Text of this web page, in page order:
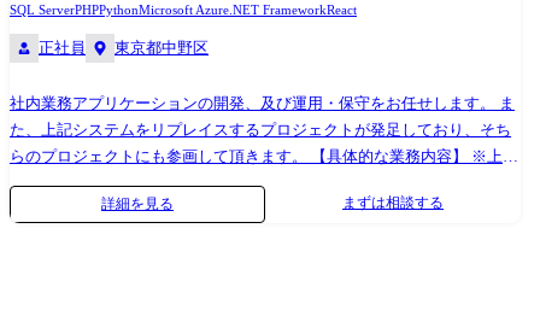
SQL ServerPHPPythonMicrosoft Azure .NET FrameworkReact
正社員 東京都中野区
社内業務アプリケーションの開発、及び運用・保守をお任せします。 ま
た、上記システムをリプレイスするプロジェクトが発足しており、そち
らのプロジェクトにも参画して頂きます。 【具体的な業務内容】 ※上流
から下流まで担当して頂きます。 ・ユーザー部門からのヒアリングや要
件定義 ・上記、要件定義に沿ったプログラム開発 ・プロジェクトのサポ
詳細を見る まずは相談する